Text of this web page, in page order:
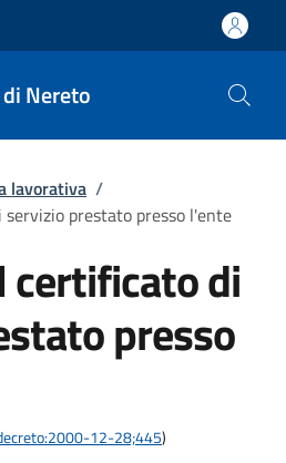
Nereto
lavorativa /
prestato presso l'ente
certificato di
presso
12-28;445)